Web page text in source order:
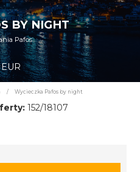
BY NIGHT
Pafos
/ Wycieczka Pafos by night
152/18107